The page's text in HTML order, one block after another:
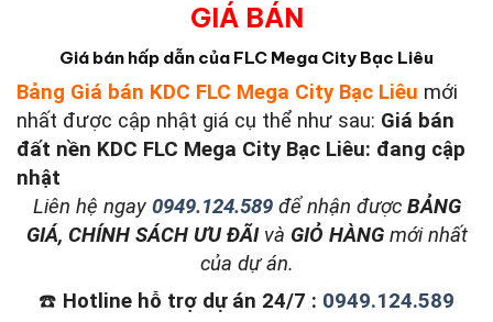
GIÁ BÁN
Giá bán hấp dẫn của FLC Mega City Bạc Liêu
Bảng Giá bán KDC FLC Mega City Bạc Liêu mới
nhất được cập nhật giá cụ thể như sau: Giá bán
đất nền KDC FLC Mega City Bạc Liêu: đang cập
nhật
Liên hệ ngay 0949.124.589để nhận được BẢNG
GIÁ, CHÍNH SÁCH ƯU ĐÃIvà GIỎ HÀNGmới nhất
của dự án.
☎️ Hotline hỗ trợ dự án 24/7 : 0949.124.589